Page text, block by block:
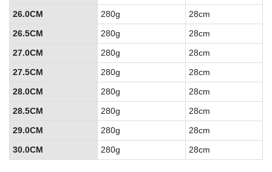
26.0CM
280g
28cm
26.5CM
280g
28cm
27.0CM
280g
28cm
27.5CM
280g
28cm
28.0CM
280g
28cm
28.5CM
280g
28cm
29.0CM
280g
28cm
30.0CM
280g 28cm